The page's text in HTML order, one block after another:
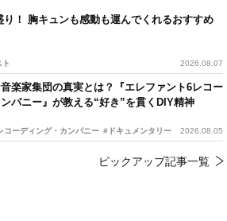
り！ 胸キュンも感動も運んでくれるおすすめ
2026.08.07
楽家集団の真実とは？『エレファント6レコー
パニー』が教える“好き”を貫くDIY精神
コーディング・カンパニー #ドキュメンタリー 2026.08.05
ピックアップ記事一覧